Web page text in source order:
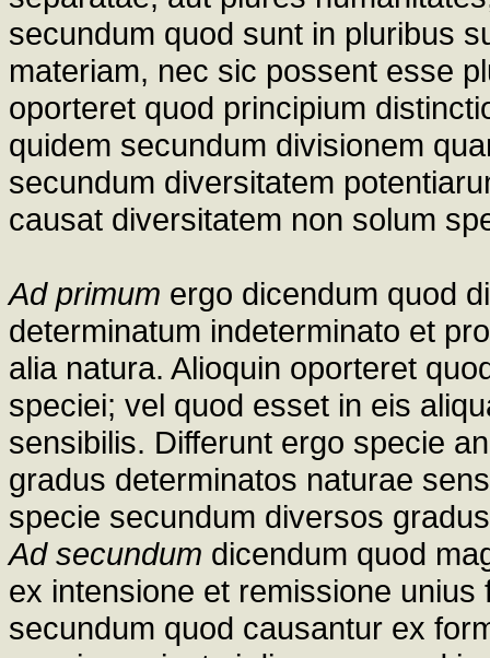
secundum quod sunt in pluribus
materiam, nec sic possent esse
oporteret quod principium
quidem secundum divisionem
secundum diversitatem
causat diversitatem non solum
Ad primum ergo dicendum quod
determinatum indeterminato et
alia natura. Alioquin oporteret
speciei; vel quod esset in eis
sensibilis. Differunt ergo specie
gradus determinatos naturae
specie secundum diversos
Ad secundum dicendum quod
ex intensione et remissione
secundum quod causantur ex